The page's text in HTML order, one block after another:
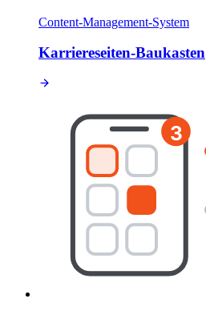
Content-Management-System
Karriereseiten-Baukasten
3